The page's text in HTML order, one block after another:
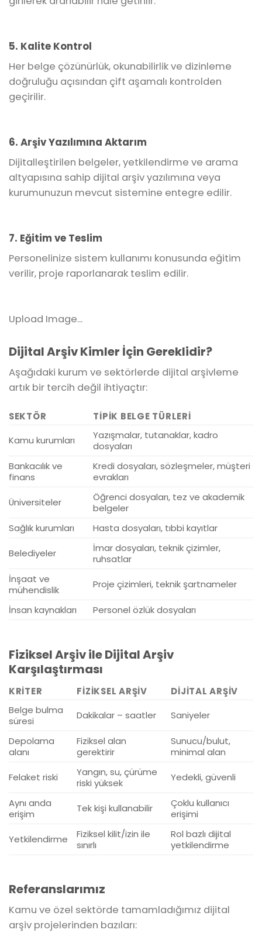
5. Kalite Kontrol
Her belge çözünürlük, okunabilirlik ve dizinleme
doğruluğu açısından çift aşamalı kontrolden
geçirilir.
6. Arşiv Yazılımına Aktarım
Dijitalleştirilen belgeler, yetkilendirme ve arama
altyapısına sahip dijital arşiv yazılımına veya
kurumunuzun mevcut sistemine entegre edilir.
7. Eğitim ve Teslim
Personelinize sistem kullanımı konusunda eğitim
verilir, proje raporlanarak teslim edilir.
Upload Image...
Dijital Arşiv Kimler İçin Gereklidir?
Aşağıdaki kurum ve sektörlerde dijital arşivleme
artık bir tercih değil ihtiyaçtır:
SEKTÖR
TIPIK BELGE TÜRLERI
Kamu kurumları
Yazışmalar, tutanaklar, kadro
dosyaları
Bankacılık ve
finans
Kredi dosyaları, sözleşmeler, müşteri
evrakları
Üniversiteler
Öğrenci dosyaları, tez ve akademik
belgeler
Sağlık kurumları
Hasta dosyaları, tıbbi kayıtlar
Belediyeler
İmar dosyaları, teknik çizimler,
ruhsatlar
İnşaat ve
mühendislik
Proje çizimleri, teknik şartnameler
İnsan kaynakları Personel özlük dosyaları
Fiziksel Arşiv ile Dijital Arşiv
Karşılaştırması
KRITER FIZIKSEL ARŞIV
DIJITAL ARŞIV
Belge bulma
süresi
Dakikalar – saatler Saniyeler
Depolama
alanı
Fiziksel alan
gerektirir
Sunucu/bulut,
minimal alan
Felaket riski
Yangın, su, çürüme
riski yüksek
Yedekli, güvenli
Aynı anda
erişim
Tek kişi kullanabilir
Çoklu kullanıcı
erişimi
Yetkilendirme
Fiziksel kilit/izin ile
sınırlı
Rol bazlı dijital
yetkilendirme
Referanslarımız
Kamu ve özel sektörde tamamladığımız dijital
arşiv projelerinden bazıları: